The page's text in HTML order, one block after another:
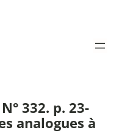
332. p. 23-
analogues à